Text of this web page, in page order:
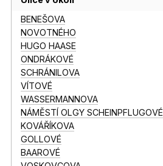
BENEŠOVA
NOVOTNÉHO
HUGO HAASE
ONDRÁKOVÉ
SCHRÁNILOVA
VÍTOVÉ
WASSERMANNOVA
NÁMĚSTÍ OLGY SCHEINPFLUGOVÉ
KOVÁŘÍKOVA
GOLLOVÉ
BAAROVÉ